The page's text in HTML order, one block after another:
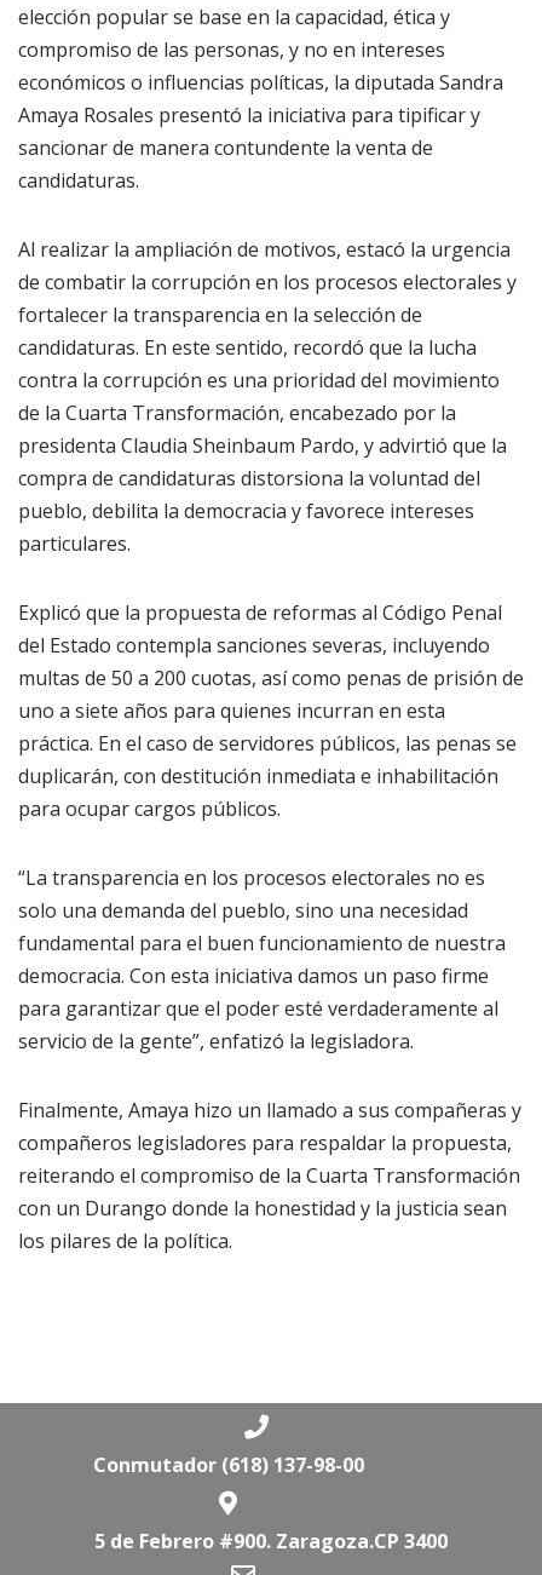
elección popular se base en la capacidad, ética y
compromiso de las personas, y no en intereses
económicos o influencias políticas, la diputada Sandra
Amaya Rosales presentó la iniciativa para tipificar y
sancionar de manera contundente la venta de
candidaturas.
Al realizar la ampliación de motivos, estacó la urgencia
de combatir la corrupción en los procesos electorales y
fortalecer la transparencia en la selección de
candidaturas. En este sentido, recordó que la lucha
contra la corrupción es una prioridad del movimiento
de la Cuarta Transformación, encabezado por la
presidenta Claudia Sheinbaum Pardo, y advirtió que la
compra de candidaturas distorsiona la voluntad del
pueblo, debilita la democracia y favorece intereses
particulares.
Explicó que la propuesta de reformas al Código Penal
del Estado contempla sanciones severas, incluyendo
multas de 50 a 200 cuotas, así como penas de prisión de
uno a siete años para quienes incurran en esta
práctica. En el caso de servidores públicos, las penas se
duplicarán, con destitución inmediata e inhabilitación
para ocupar cargos públicos.
“La transparencia en los procesos electorales no es
solo una demanda del pueblo, sino una necesidad
fundamental para el buen funcionamiento de nuestra
democracia. Con esta iniciativa damos un paso firme
para garantizar que el poder esté verdaderamente al
servicio de la gente”, enfatizó la legisladora.
Finalmente, Amaya hizo un llamado a sus compañeras y
compañeros legisladores para respaldar la propuesta,
reiterando el compromiso de la Cuarta Transformación
con un Durango donde la honestidad y la justicia sean
los pilares de la política.
Conmutador (618) 137-98-00
5 de Febrero #900. Zaragoza.CP 3400